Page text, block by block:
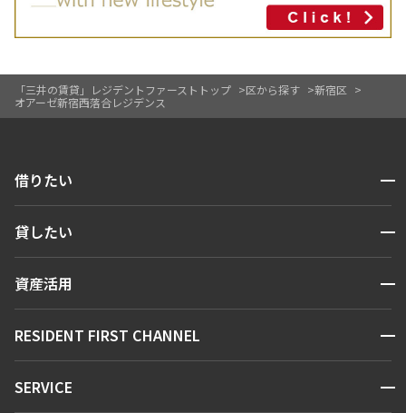
「三井の賃貸」レジデントファーストトップ 区から探す
新宿区
オアーゼ新宿西落合レジデンス
借りたい 開閉
人気エリアから探す
新着情報から探す
貸したい 開閉
お問い合わせ
資産活用 開閉
お問い合わせ
RESIDENT FIRST CHANNEL 開閉
マンションレポート
SERVICE 開閉